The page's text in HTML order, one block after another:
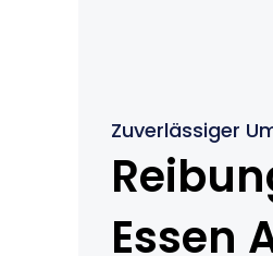
Zuverlässiger
Essen